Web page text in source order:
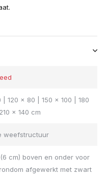
| 120 x 80 | 150 x 100 | 180
x 140 cm
weefstructuur
cm) boven en onder voor
afgewerkt met zwart